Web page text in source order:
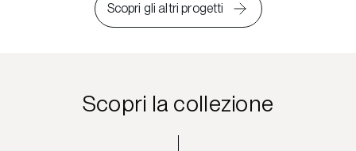
Scopri gli altri progetti
Scopri la collezione